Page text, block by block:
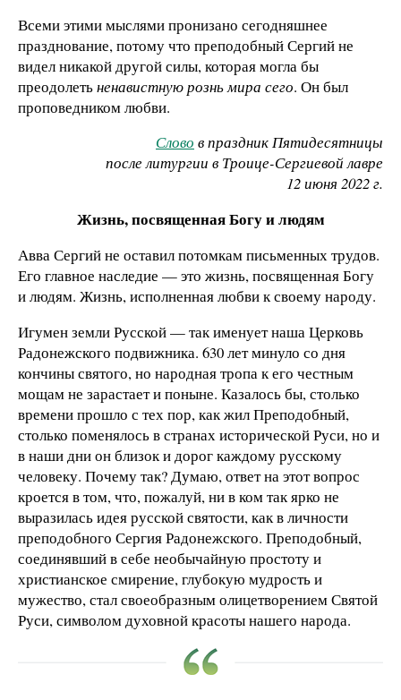
Всеми этими мыслями пронизано сегодняшнее
празднование, потому что преподобный Сергий не
видел никакой другой силы, которая могла бы
преодолетьненавистную рознь мира сего. Он был
проповедником любви.
Слово в праздник Пятидесятницы
после литургии в Троице-Сергиевой лавре
12 июня 2022 г.
Жизнь, посвященная Богу и людям
Авва Сергий не оставил потомкам письменных трудов.
Его главное наследие — это жизнь, посвященная Богу
и людям. Жизнь, исполненная любви к своему народу.
Игумен земли Русской — так именует наша Церковь
Радонежского подвижника. 630 лет минуло со дня
кончины святого, но народная тропа к его честным
мощам не зарастает и поныне. Казалось бы, столько
времени прошло с тех пор, как жил Преподобный,
столько поменялось в странах исторической Руси, но и
в наши дни он близок и дорог каждому русскому
человеку. Почему так? Думаю, ответ на этот вопрос
кроется в том, что, пожалуй, ни в ком так ярко не
выразилась идея русской святости, как в личности
преподобного Сергия Радонежского. Преподобный,
соединявший в себе необычайную простоту и
христианское смирение, глубокую мудрость и
мужество, стал своеобразным олицетворением Святой
Руси, символом духовной красоты нашего народа.